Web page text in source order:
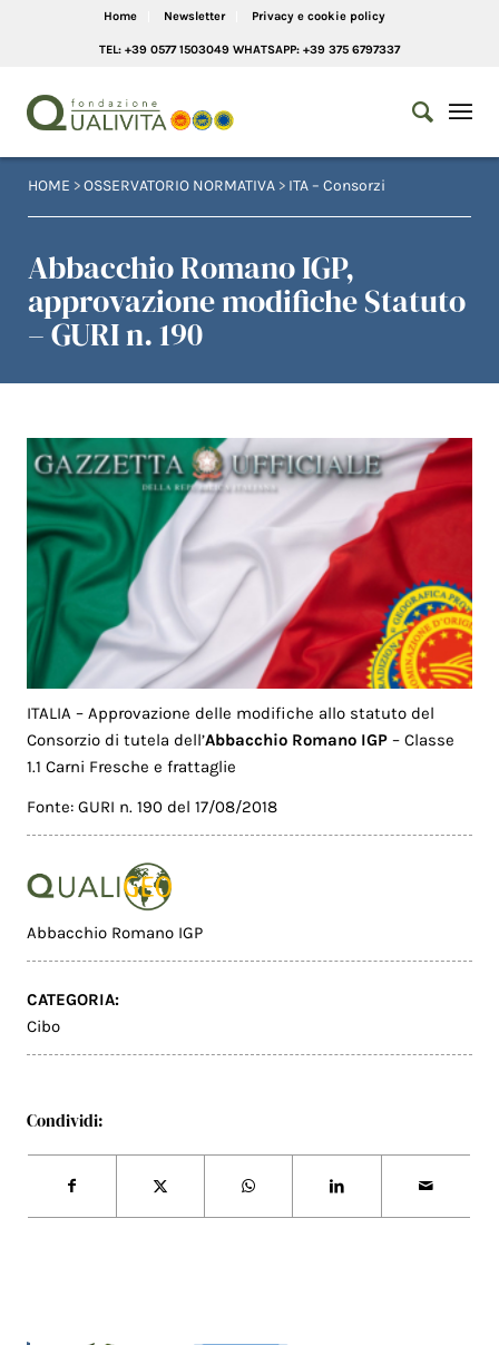
Home Newsletter Privacy e cookie policy
TEL: +39 0577 1503049 WHATSAPP: +39 375 6797337
HOME >OSSERVATORIO NORMATIVA > ITA – Consorzi
Abbacchio Romano IGP,
approvazione modifiche Statuto
– GURI n. 190
ITALIA – Approvazione delle modifiche allo statuto del
Consorzio di tutela dell’Abbacchio Romano IGP – Classe
1.1 Carni Fresche e frattaglie
Fonte: GURI n. 190 del 17/08/2018
Abbacchio Romano IGP
CATEGORIA:
Cibo
Condividi: